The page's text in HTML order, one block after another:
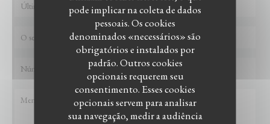
pode implicar na coleta de dados
pessoais. Os cookies
denominados «necessários» são
obrigatórios e instalados por
padrão. Outros cookies
opcionais requerem seu
consentimento. Esses cookies
opcionais servem para analisar
sua navegação, medir a audiência